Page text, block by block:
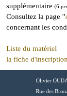
supplémentaire (6
Consultez la page "
concernant les
Liste du matériel
la fiche d'inscription
Olivier
Rue des